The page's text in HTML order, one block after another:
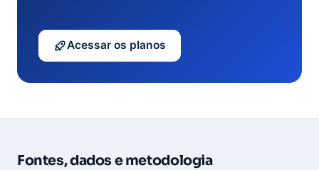
Acessar os planos
Fontes, dados e metodologia